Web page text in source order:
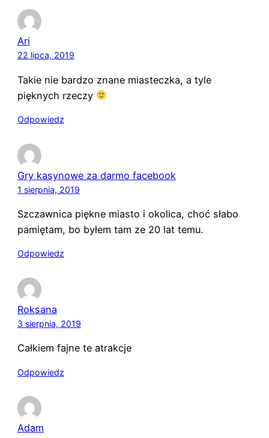
Ari
22 lipca, 2019
Takie nie bardzo znane miasteczka, a tyle
pięknych rzeczy
Odpowiedz
Gry kasynowe za darmo facebook
1 sierpnia, 2019
Szczawnica piękne miasto i okolica, choć słabo
pamiętam, bo byłem tam ze 20 lat temu.
Odpowiedz
Roksana
3 sierpnia, 2019
Całkiem fajne te atrakcje
Odpowiedz
Adam